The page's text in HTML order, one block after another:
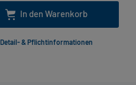
In den Warenkorb
Detail- & Pflichtinformationen